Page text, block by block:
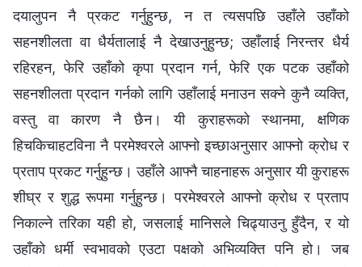
दयालुपन नै प्रकट गर्नुहुन्छ, न त त्यसपछि उहाँले उहाँको
सहनशीलता वा धैर्यतालाई नै देखाउनुहुन्छ; उहाँलाई निरन्तर धैर्य
रहिरहन, फेरि उहाँको कृपा प्रदान गर्न, फेरि एक पटक उहाँको
सहनशीलता प्रदान गर्नको लागि उहाँलाई मनाउन सक्‍ने कुनै व्यक्ति,
वस्तु वा कारण नै छैन। यी कुराहरूको स्थानमा, क्षणिक
हिचकिचाहटविना नै परमेश्‍वरले आफ्‍नो इच्‍छाअनुसार आफ्‍नो क्रोध र
प्रताप प्रकट गर्नुहुन्छ। उहाँले आफ्‍नै चाहनाहरू अनुसार यी कुराहरू
शीघ्र र शुद्ध रूपमा गर्नुहुन्छ। परमेश्‍वरले आफ्‍नो क्रोध र प्रताप
निकाल्ने तरिका यही हो, जसलाई मानिसले चिढ्याउनु हुँदैन, र यो
उहाँको धर्मी स्वभावको एउटा पक्षको अभिव्यक्ति पनि हो। जब